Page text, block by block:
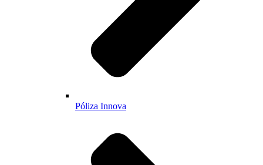
Póliza Innova